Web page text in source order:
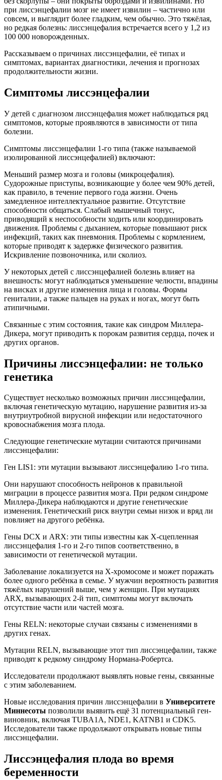
при лиссэнцефалии мозг не имеет извилин – частично или
совсем, и выглядит более гладким, чем обычно. Это тяжёлая,
но редкая болезнь: лиссэнцефалия встречается всего у 1,2 из
100 000 новорожденных.
Рассказываем о причинах лиссэнцефалии, её типах и
симптомах, вариантах диагностики, лечения и прогнозах
продолжительности жизни.
Симптомы лиссэнцефалии
У детей с диагнозом лиссэнцефалия может наблюдаться ряд
симптомов, которые проявляются в зависимости от типа
болезни.
Симптомы лиссэнцефалии 1-го типа (также называемой
изолированной лиссэнцефалией) включают:
Меньший размер мозга и головы (микроцефалия).
Судорожные приступы, возникающие у более чем 90% детей,
как правило, в течение первого года жизни. Очень
замедленное интеллектуальное развитие. Отсутствие
способности общаться. Слабый мышечный тонус,
приводящий к неспособности ходить или координировать
движения. Проблемы с дыханием, которые повышают риск
инфекций, таких как пневмония. Проблемы с кормлением,
которые приводят к задержке физического развития.
Искривление позвоночника, или сколиоз.
У некоторых детей с лиссэнцефалией болезнь влияет на
внешность: могут наблюдаться уменьшение челюсти, впадины
на висках и другие изменения лица и головы. Формы
гениталии, а также пальцев на руках и ногах, могут быть
атипичными.
Связанные с этим состояния, такие как синдром Миллера-
Дикера, могут приводить к порокам развития сердца, почек и
других органов.
Причины лиссэнцефалии: не только
генетика
Существует несколько возможных причин лиссэнцефалии,
включая генетическую мутацию, нарушение развития из-за
внутриутробной вирусной инфекции или недостаточного
кровоснабжения мозга плода.
Следующие генетические мутации считаются причинами
лиссэнцефалии:
Ген LIS1: эти мутации вызывают лиссэнцефалию 1-го типа.
Они нарушают способность нейронов к правильной
миграции в процессе развития мозга. При редком синдроме
Миллера-Дикера наблюдаются и другие генетические
изменения. Генетический риск внутри семьи низок и вряд ли
повлияет на другого ребёнка.
Гены DCX и ARX: эти типы известны как Х-сцепленная
лиссэнцефалия 1-го и 2-го типов соответственно, в
зависимости от генетической мутации.
Заболевание локализуется на Х-хромосоме и может поражать
более одного ребёнка в семье. У мужчин вероятность развития
тяжёлых нарушений выше, чем у женщин. При мутациях
ARX, вызывающих 2-й тип, симптомы могут включать
отсутствие части или частей мозга.
Гены RELN: некоторые случаи связаны с изменениями в
других генах.
Мутации RELN, вызывающие этот тип лиссэнцефалии, также
приводят к редкому синдрому Нормана-Робертса.
Исследователи продолжают выявлять новые гены, связанные
с этим заболеванием.
Новые исследования причин лиссэнцефалии в Университете
Миннесоты позволили выявить ещё 31 потенциальный ген-
виновник, включая TUBA1A, NDE1, KATNB1 и CDK5.
Исследователи также продолжают открывать новые типы
лиссэнцефалии.
Лиссэнцефалия плода во время
беременности